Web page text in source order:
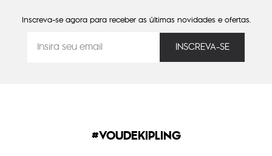
Inscreva-se agora para receber as últimas novidades e ofertas.
#VOUDEKIPLING